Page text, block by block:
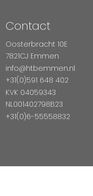
Contact
Oosterbracht 10E
7821CJ Emmen
info@htbemmen.nl
+31(0)591 648 402
KVK 04059343
NL001402798B23
+31(0)6-55558832